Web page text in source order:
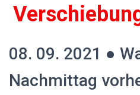
08. 09. 2021 ●
Nachmittag